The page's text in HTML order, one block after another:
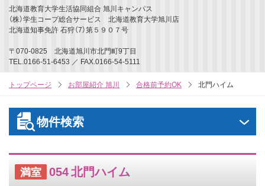
北海道教育大学生活協同組合 旭川キャンパス
（株）学生コープ総合サービス 北海道教育大学旭川店
北海道知事免許 石狩（7）第５９０７号
〒070-0825 北海道旭川市北門町9丁目
TEL.0166-51-6453 ／ FAX.0166-54-5111
トップページ お部屋紹介 旭川 合格前予約OK 北門ハイム
物件検索
満室 054 北門ハイム